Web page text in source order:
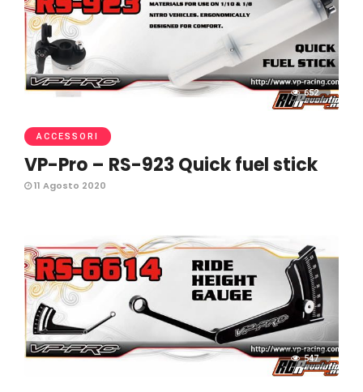
652
ACCESSORI
VP-Pro – RS-923 Quick fuel stick
11 Agosto 2020
547